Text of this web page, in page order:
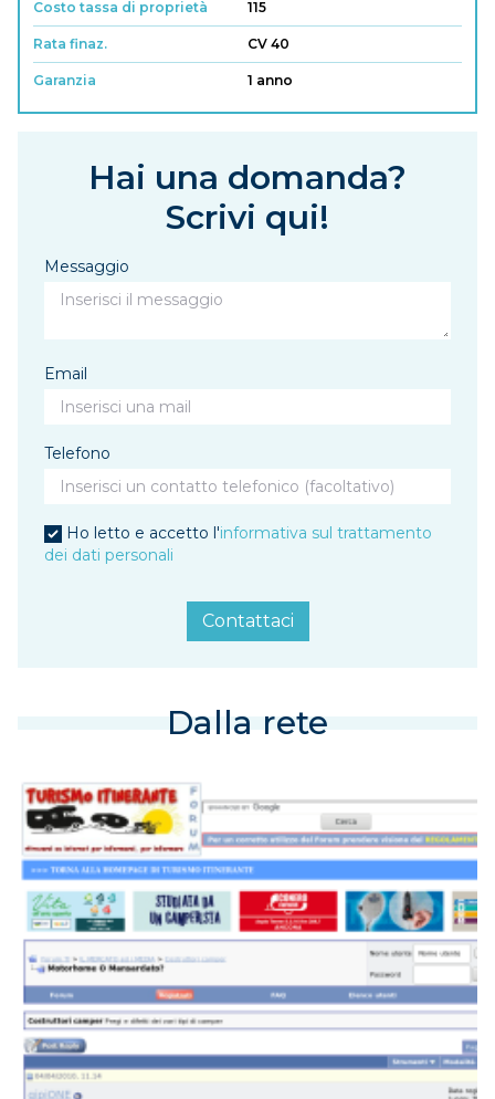
Costo tassa di proprietà 115
Rata finaz. CV 40
Garanzia 1 anno
Hai una domanda?
Scrivi qui!
Messaggio
Email
Telefono
Ho letto e accetto l'informativa sul trattamento
dei dati personali
Contattaci
Dalla rete